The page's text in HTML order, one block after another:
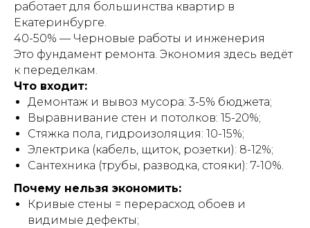
работает для большинства квартир в
Екатеринбурге.
40-50% — Черновые работы и инженерия
Это фундамент ремонта. Экономия здесь ведёт
к переделкам.
Что входит:
Демонтаж и вывоз мусора: 3-5% бюджета;
Выравнивание стен и потолков: 15-20%;
Стяжка пола, гидроизоляция: 10-15%;
Электрика (кабель, щиток, розетки): 8-12%;
Сантехника (трубы, разводка, стояки): 7-10%.
Почему нельзя экономить:
Кривые стены = перерасход обоев и
видимые дефекты;